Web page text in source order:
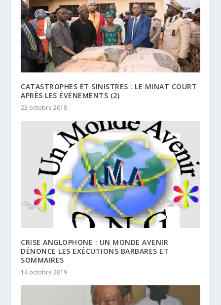
CATASTROPHES ET SINISTRES : LE MINAT COURT
APRÈS LES ÉVÉNEMENTS (2)
23 octobre 2019
CRISE ANGLOPHONE : UN MONDE AVENIR
DÉNONCE LES EXÉCUTIONS BARBARES ET
SOMMAIRES
14 octobre 2019